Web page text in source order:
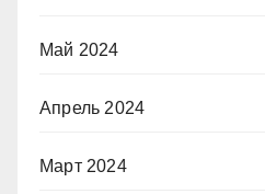
Май 2024
Апрель 2024
Март 2024